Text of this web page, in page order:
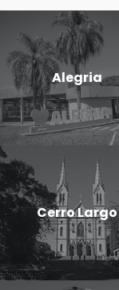
Alegria
Cerro Largo